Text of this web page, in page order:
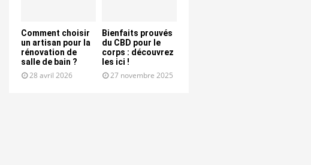
Comment choisir
un artisan pour la
rénovation de
salle de bain ?
28 avril 2026
Bienfaits prouvés
du CBD pour le
corps : découvrez
les ici !
27 novembre 2025